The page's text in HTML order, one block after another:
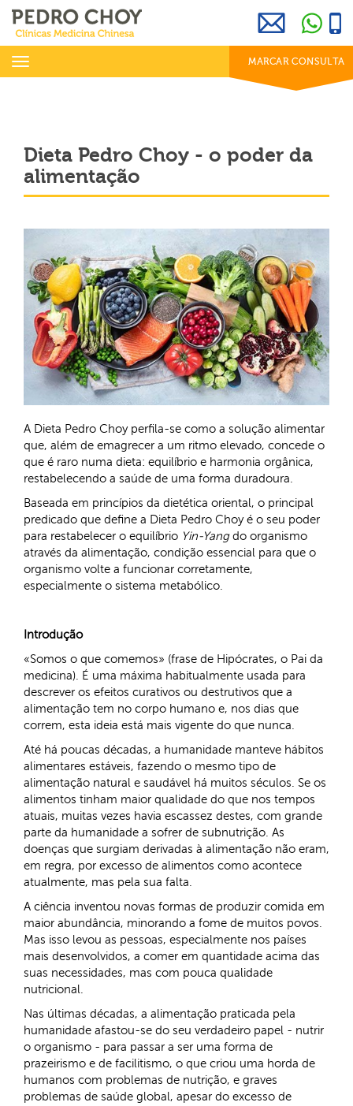
info@clinicaspedrochoy.com 969 800 001
dias úteis das 8h às 20h
Toggle
MARCAR CONSULTA
Dieta Pedro Choy - o poder da
alimentação
A Dieta Pedro Choy perfila-se como a solução alimentar
que, além de emagrecer a um ritmo elevado, concede o
que é raro numa dieta: equilíbrio e harmonia orgânica,
restabelecendo a saúde de uma forma duradoura.
Baseada em princípios da dietética oriental, o principal
predicado que define a Dieta Pedro Choy é o seu poder
para restabelecer o equilíbrio Yin-Yangdo organismo
através da alimentação, condição essencial para que o
organismo volte a funcionar corretamente,
especialmente o sistema metabólico.
Introdução
«Somos o que comemos» (frase de Hipócrates, o Pai da
medicina). É uma máxima habitualmente usada para
descrever os efeitos curativos ou destrutivos que a
alimentação tem no corpo humano e, nos dias que
correm, esta ideia está mais vigente do que nunca.
Até há poucas décadas, a humanidade manteve hábitos
alimentares estáveis, fazendo o mesmo tipo de
alimentação natural e saudável há muitos séculos. Se os
alimentos tinham maior qualidade do que nos tempos
atuais, muitas vezes havia escassez destes, com grande
parte da humanidade a sofrer de subnutrição. As
doenças que surgiam derivadas à alimentação não eram,
em regra, por excesso de alimentos como acontece
atualmente, mas pela sua falta.
A ciência inventou novas formas de produzir comida em
maior abundância, minorando a fome de muitos povos.
Mas isso levou as pessoas, especialmente nos países
mais desenvolvidos, a comer em quantidade acima das
suas necessidades, mas com pouca qualidade
nutricional.
Nas últimas décadas, a alimentação praticada pela
humanidade afastou-se do seu verdadeiro papel - nutrir
o organismo - para passar a ser uma forma de
prazeirismo e de facilitismo, o que criou uma horda de
humanos com problemas de nutrição, e graves
problemas de saúde global, apesar do excesso de